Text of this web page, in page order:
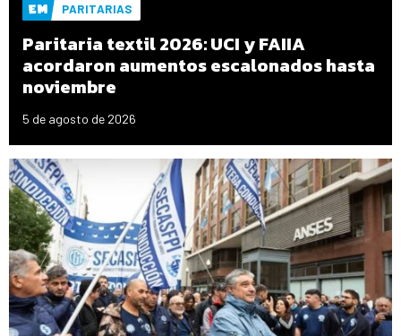
PARITARIAS
Paritaria textil 2026: UCI y FAIIA
acordaron aumentos escalonados hasta
noviembre
5 de agosto de 2026